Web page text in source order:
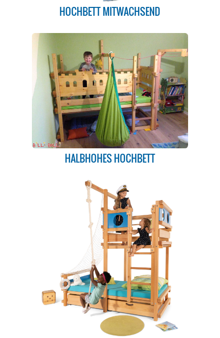
HOCHBETT MITWACHSEND
HALBHOHES HOCHBETT